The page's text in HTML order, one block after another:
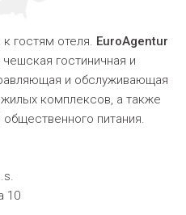
гостям отеля. EuroAgentur
гостиничная и
и обслуживающая
комплексов, а также
питания.
10